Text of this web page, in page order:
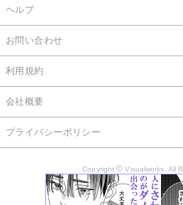
ヘルプ
お問い合わせ
利用規約
会社概要
プライバシーポリシー
Copyright© Visualworks. All